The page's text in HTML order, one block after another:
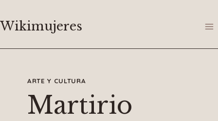
al
Wikimujeres
ARTE Y CULTURA
Martirio